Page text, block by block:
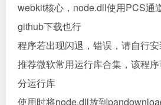
webkit核心，node.dll使用PCS通
github下载也行
程序若出现闪退，错误，请自行
推荐微软常用运行库合集，该程
分运行库
使用时将node.dll放到